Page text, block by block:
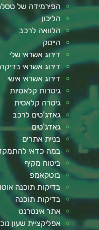
הפירמידה של טסלה
הליכון
הלוואה לרכב
הייטק
דירוג אשראי שלי
דירוג אשראי בדיקה
דירוג אשראי אישי
גיטרות קלאסיות
גיטרה קלאסית
גאדג'טים לרכב
גאדג'טים
בניית אתרים
במה כדאי להתמקד
ביטוח מקיף
בוטקאמפ
בדיקות תוכנה
בדיקות תוכנה
אתר אינטרנט
אפליקציית שעון